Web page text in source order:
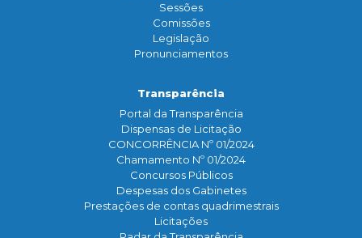
Sessões
Comissões
Legislação
Pronunciamentos
Transparência
Portal da Transparência
Dispensas de Licitação
CONCORRÊNCIA Nº 01/2024
Chamamento Nº 01/2024
Concursos Públicos
Despesas dos Gabinetes
Prestações de contas quadrimestrais
Licitações